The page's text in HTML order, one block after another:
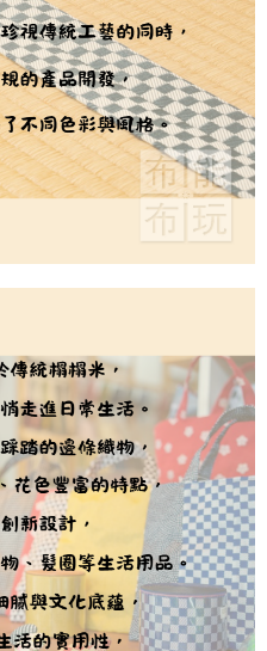
個別帳號之用戶狀況，依本公司即
度不足之情形，本公司將視審查結果
訊註冊。若發現惡意使用之情形，
之使用額度並採取法律行動。